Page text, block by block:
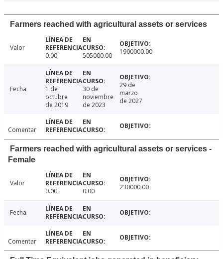
Farmers reached with agricultural assets or services
Valor
0.00
505000.00 1900000.00
Fecha
1 de
octubre
de 2019
30 de
noviembre
de 2023
29 de
marzo
de 2027
Comentar
Farmers reached with agricultural assets or services -
Female
Valor
0.00
0.00 230000.00
Fecha
Comentar